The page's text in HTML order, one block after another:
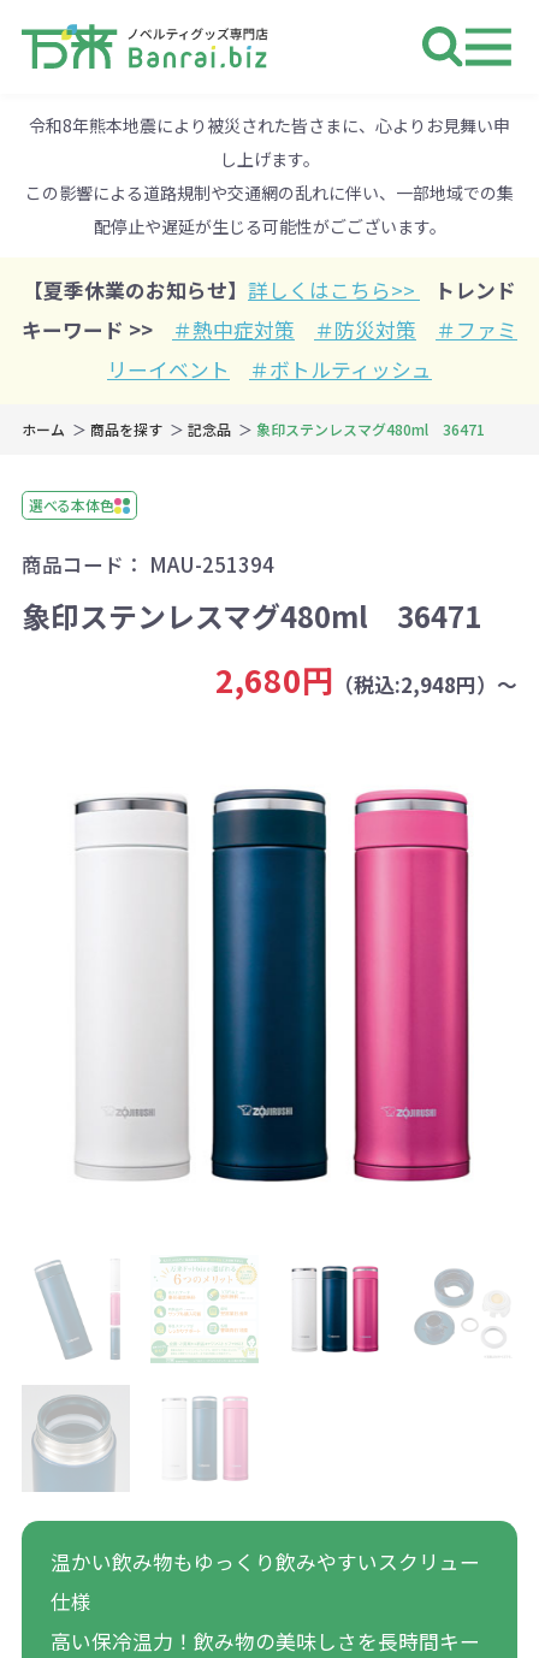
令和8年熊本地震により被災された皆さまに、心よりお見舞い申
し上げます。
この影響による道路規制や交通網の乱れに伴い、一部地域での集
配停止や遅延が生じる可能性がごございます。
【夏季休業のお知らせ】 詳しくはこちら>>
トレンド
キーワード >>
＃熱中症対策 ＃防災対策
＃ファミ
リーイベント
＃ボトルティッシュ
ホーム 商品を探す 記念品 象印ステンレスマグ480ml 36471
選べる本体色
商品コード： MAU-251394
象印ステンレスマグ480ml 36471
2,680円 （税込:2,948円）～
温かい飲み物もゆっくり飲みやすいスクリュー
仕様
高い保冷温力！飲み物の美味しさを長時間キー